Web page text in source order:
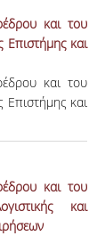
και του
Επιστήμης και
και του
Επιστήμης και
και του
και